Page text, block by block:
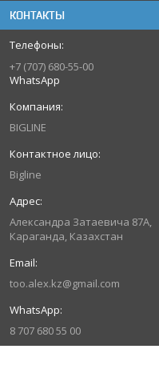
КОНТАКТЫ
+7 (707) 680-55-00
WhatsApp
BIGLINE
Bigline
Александра Затаевича 87А,
Караганда, Казахстан
too.alex.kz@gmail.com
8 707 680 55 00